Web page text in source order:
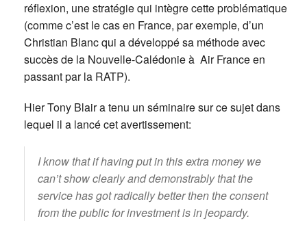
réflexion, une stratégie qui intègre cette problématique
(comme c’est le cas en France, par exemple, d’un
Christian Blanc qui a développé sa méthode avec
succès de la Nouvelle-Calédonie à Air France en
passant par la RATP).
Hier Tony Blair a tenu un séminaire sur ce sujet dans
lequel il a lancé cet avertissement:
I know that if having put in this extra money we
can’t show clearly and demonstrably that the
service has got radically better then the consent
from the public for investment is in jeopardy.